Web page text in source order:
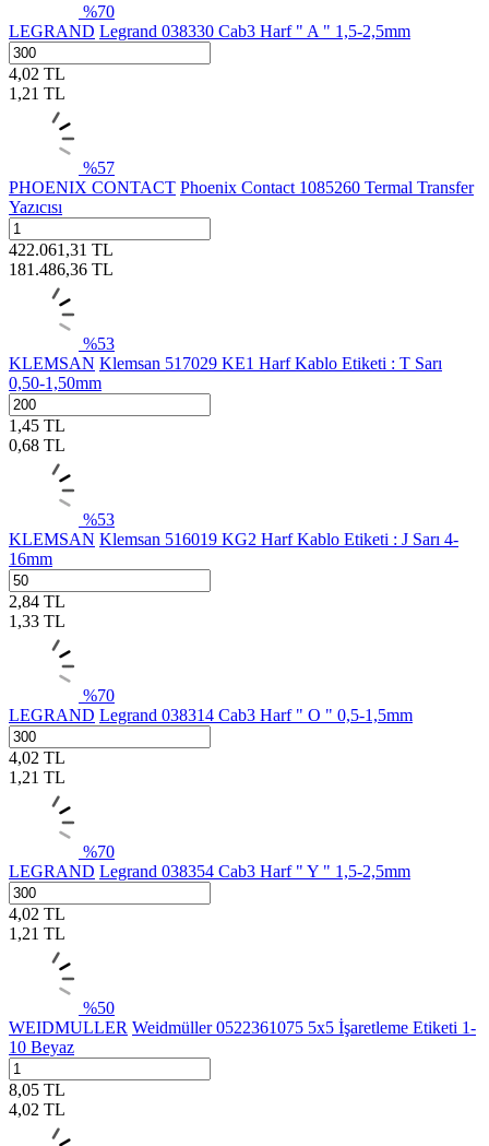
%70
LEGRAND Legrand 038330 Cab3 Harf " A " 1,5-2,5mm
4,02 TL
1,21 TL
%57
PHOENIX CONTACT Phoenix Contact 1085260 Termal Transfer
Yazıcısı
422.061,31 TL
181.486,36 TL
%53
KLEMSAN Klemsan 517029 KE1 Harf Kablo Etiketi : T Sarı
0,50-1,50mm
1,45 TL
0,68 TL
%53
KLEMSAN Klemsan 516019 KG2 Harf Kablo Etiketi : J Sarı 4-
16mm
2,84 TL
1,33 TL
%70
LEGRAND Legrand 038314 Cab3 Harf " O " 0,5-1,5mm
4,02 TL
1,21 TL
%70
LEGRAND Legrand 038354 Cab3 Harf " Y " 1,5-2,5mm
4,02 TL
1,21 TL
%50
WEIDMULLER Weidmüller 0522361075 5x5 İşaretleme Etiketi 1-
10 Beyaz
8,05 TL
4,02 TL